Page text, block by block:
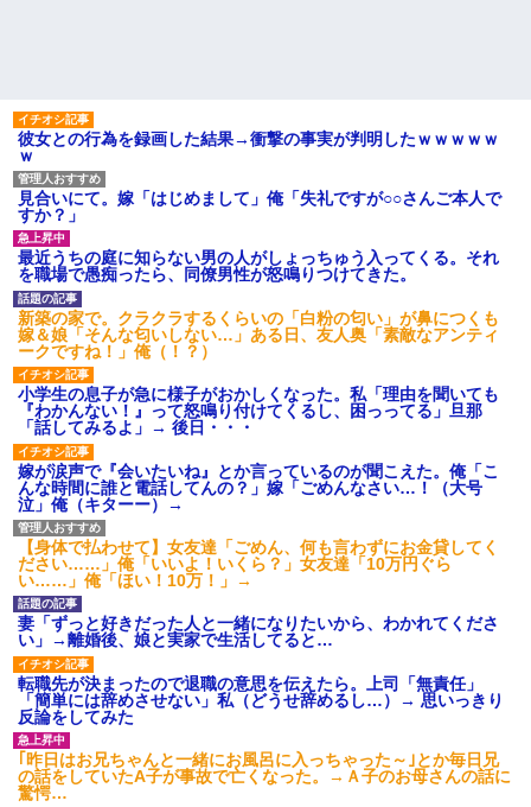
後続車にクラクションを鳴ら
され彼氏が逆切れ。「何クラク
ション鳴らしてんだ！降りてこ
いよ！」と怒鳴りだし...
【衝撃】報酬100万円超の治験
募集がこちらｗｗｗｗｗ(※画像
あり)
【ネット騒然】惨殺されたタ
ワマン頂き女子のこの動画、す
げえええええｗｗｗｗｗｗｗｗ
ｗｗｗ
【愕然】白のクラウン俺氏、
高速道路左車線を制限速度で走
った結果wwwwwwwwwwww
百年の恋12-899 食べた量を
張り合ってくる
【悲報】佐藤輝明・・・２軍
でも盛大にやらかす←あまり悲
しませないでくれ
彼女との行為を録画した結果→衝撃の事実が判明したｗｗｗｗｗ
ｗ
見合いにて。嫁「はじめまして」俺「失礼ですが○○さんご本人で
すか？」
最近うちの庭に知らない男の人がしょっちゅう入ってくる。それ
を職場で愚痴ったら、同僚男性が怒鳴りつけてきた。
新築の家で。クラクラするくらいの「白粉の匂い」が鼻につくも
嫁＆娘「そんな匂いしない…」ある日、友人奥「素敵なアンティ
ークですね！」俺（！？）
小学生の息子が急に様子がおかしくなった。私「理由を聞いても
『わかんない！』って怒鳴り付けてくるし、困っってる」旦那
「話してみるよ」→ 後日・・・
嫁が涙声で『会いたいね』とか言っているのが聞こえた。俺「こ
んな時間に誰と電話してんの？」嫁「ごめんなさい…！（大号
泣」俺（キターー）→
【身体で払わせて】女友達「ごめん、何も言わずにお金貸してく
ださい……」俺「いいよ！いくら？」女友達「10万円ぐら
い……」俺「ほい！10万！」→
妻「ずっと好きだった人と一緒になりたいから、わかれてくださ
い」→離婚後、娘と実家で生活してると…
転職先が決まったので退職の意思を伝えたら。上司「無責任」
「簡単には辞めさせない」私（どうせ辞めるし…）→ 思いっきり
反論をしてみた
｢昨日はお兄ちゃんと一緒にお風呂に入っちゃった～｣とか毎日兄
の話をしていたA子が事故で亡くなった。→Ａ子のお母さんの話に
驚愕…